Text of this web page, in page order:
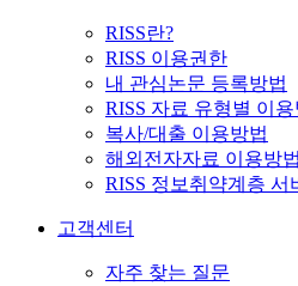
RISS란?
RISS 이용권한
내 관심논문 등록방법
RISS 자료 유형별 이용
복사/대출 이용방법
해외전자자료 이용방법
RISS 정보취약계층 서
고객센터
자주 찾는 질문